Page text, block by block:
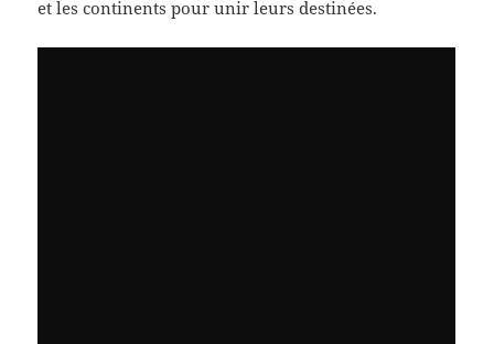
et les continents pour unir leurs destinées.